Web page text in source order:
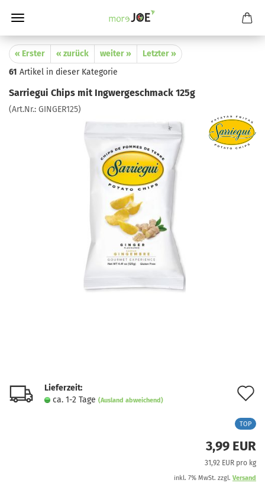
« Erster « zurück weiter »
Letzter »
61 Artikel in dieser Kategorie
Sarriegui Chips mit Ingwergeschmack 125g
(Art.Nr.: GINGER125)
Lieferzeit:
ca. 1-2 Tage (Ausland abweichend)
TOP
3,99 EUR
31,92 EUR pro kg
inkl. 7% MwSt. zzgl. Versand